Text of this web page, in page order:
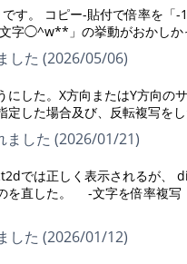
す。 コピー-貼付で倍率を「
字◯^w**」の挙動がおかしか
した (2026/05/06)
した。X方向またはY方向
した場合及び、反転複写を
ました (2026/01/21)
では正しく表示されるが、
を直した。 -文字を倍率複
した (2026/01/12)